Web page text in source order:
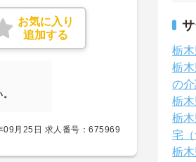
お気に入り
追加する
09月25日 求人番号：675969
栃
栃
の介
栃
栃
宅
栃